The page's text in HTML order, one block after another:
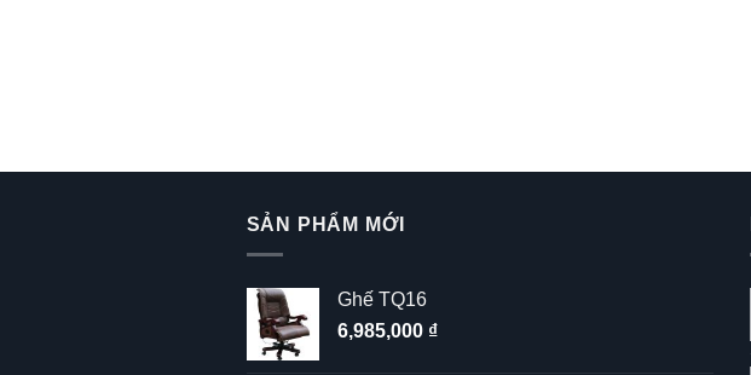
SẢN PHẨM MỚI
Ghế TQ16
6,985,000 ₫